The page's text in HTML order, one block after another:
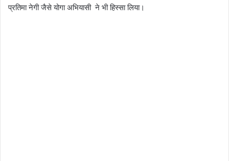
प्रतिमा नेगी जैसे योगा अभियासी ने भी हिस्सा लिया।